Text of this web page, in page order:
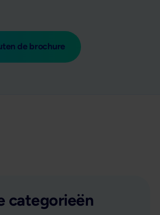
de brochure
categorieën